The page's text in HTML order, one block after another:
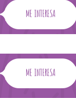
ME INTERESA
ME INTERESA